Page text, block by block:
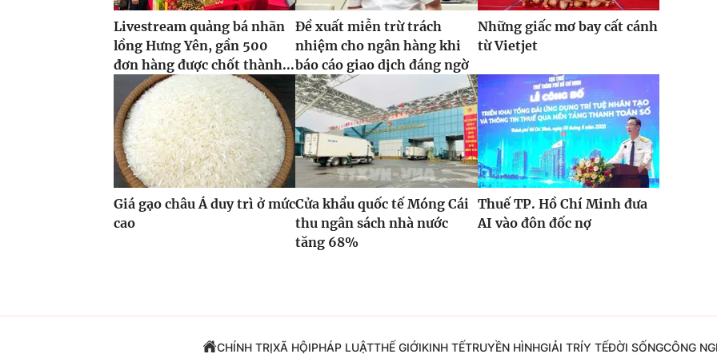
Livestream quảng bá nhãn
lồng Hưng Yên, gần 500
đơn hàng được chốt thành...
Đề xuất miễn trừ trách
nhiệm cho ngân hàng khi
báo cáo giao dịch đáng ngờ
Những giấc mơ bay cất cánh
từ Vietjet
Giá gạo châu Á duy trì ở mức
cao
Cửa khẩu quốc tế Móng Cái
thu ngân sách nhà nước
tăng 68%
Thuế TP. Hồ Chí Minh đưa
AI vào đôn đốc nợ
CHÍNH TRỊXÃ HỘIPHÁP LUẬTTHẾ GIỚIKINH TẾTRUYỀN HÌNHGIẢI TRÍY TẾĐỜI SỐNGCÔNG